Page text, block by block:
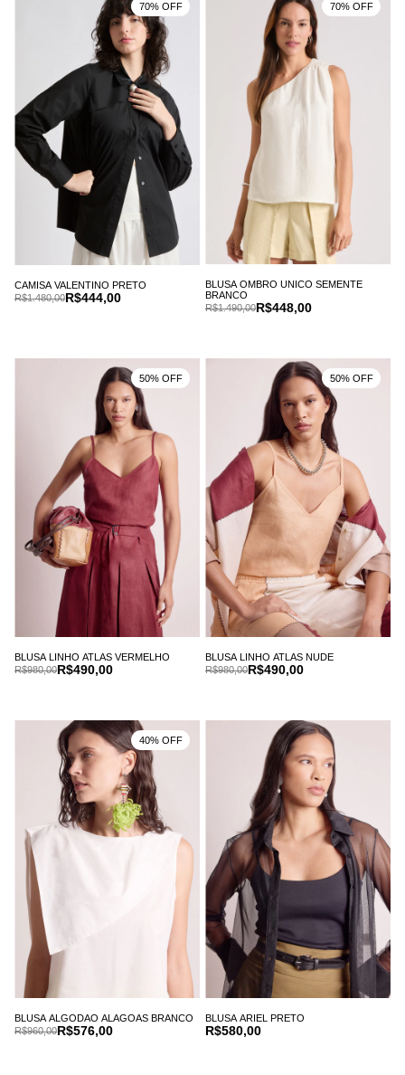
CAMISA VALENTINO PRETO
R$444,00
R$1.480,00
70% OFF
BLUSA OMBRO UNICO SEMENTE
BRANCO
R$448,00
R$1.490,00
70% OFF
BLUSA LINHO ATLAS VERMELHO
R$490,00
R$980,00
50% OFF
BLUSA LINHO ATLAS NUDE
R$490,00
R$980,00
50% OFF
BLUSA ALGODAO ALAGOAS BRANCO
R$576,00
R$960,00
40% OFF
BLUSA ARIEL PRETO
R$580,00